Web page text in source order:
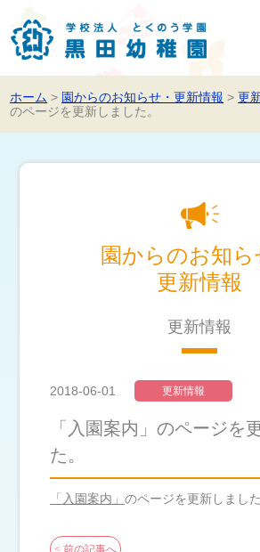
ホーム > 園からのお知らせ・更新情報 >更
のページを更新しました。
園からのお知ら
更新情報
更新情報
2018-06-01 更新情報
「入園案内」のページを
た。
「入園案内」 のページを更新しました